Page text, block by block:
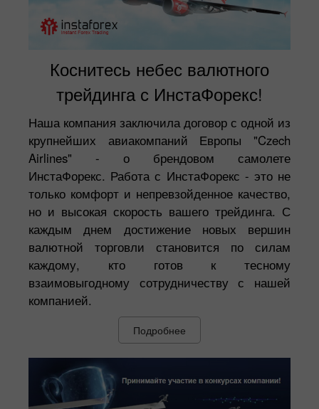
Коснитесь небес валютного
трейдинга с ИнстаФорекс!
Наша компания заключила договор с одной из
крупнейших авиакомпаний Европы "Czech
Airlines" - о брендовом самолете
ИнстаФорекс. Работа с ИнстаФорекс - это не
только комфорт и непревзойденное качество,
но и высокая скорость вашего трейдинга. С
каждым днем достижение новых вершин
валютной торговли становится по силам
каждому, кто готов к тесному
взаимовыгодному сотрудничеству с нашей
компанией.
Подробнее